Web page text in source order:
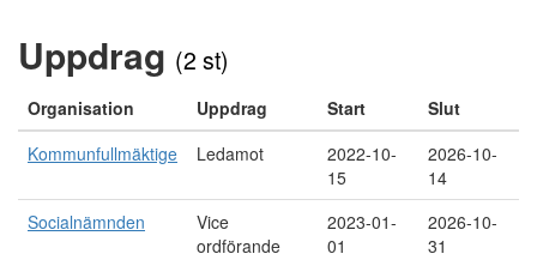
Uppdrag (2 st)
Organisation Uppdrag Start
Slut
Kommunfullmäktige
Ledamot
2022-10-
15
2026-10-
14
Socialnämnden
Vice
ordförande
2023-01-
01
2026-10-
31